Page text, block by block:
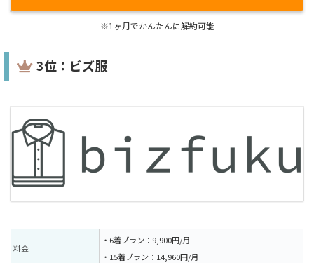
※1ヶ月でかんたんに解約可能
3位：ビズ服
料金
・6着プラン：9,900円/月
・15着プラン：14,960円/月